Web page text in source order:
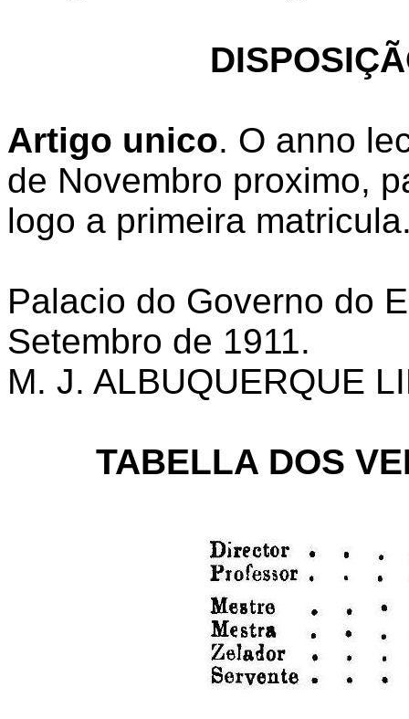
Artigo unico. O anno
de Novembro proximo,
logo a primeira
Palacio do Governo do
Setembro de 1911.
M. J. ALBUQUERQUE
TABELLA DOS